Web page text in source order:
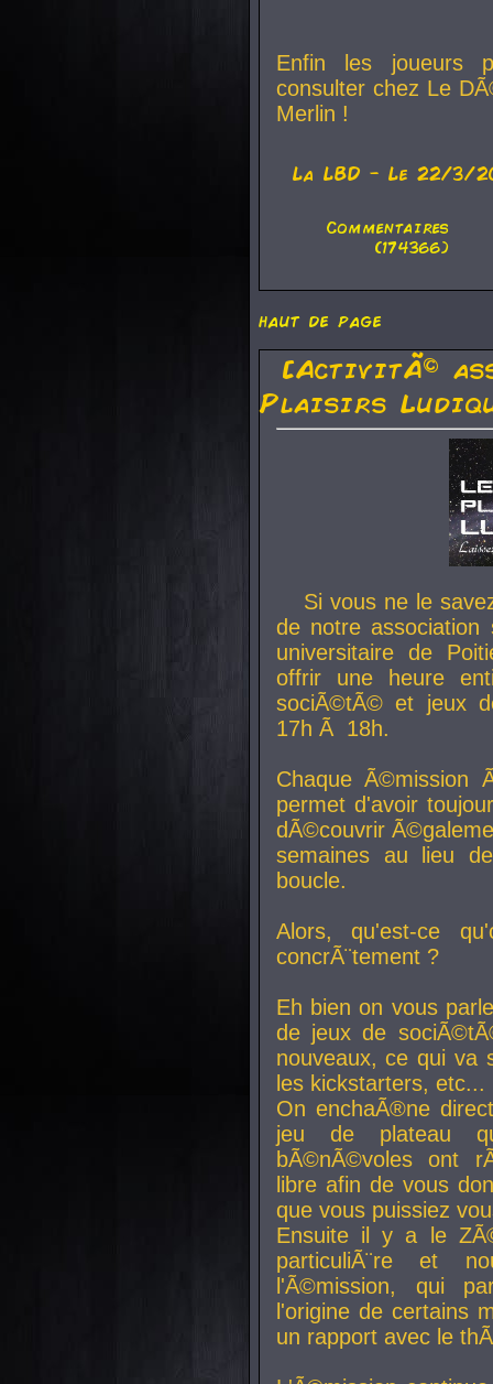
Enfin les joueurs
consulter chez Le
Merlin !
La LBD - Le 22/3/
Commentaires
(174366)
haut de page
[ActivitÃ©
Plaisirs
Si vous ne le
de notre
universitaire de
offrir une heure
sociÃ©tÃ© et jeux
17h Ã 18h.
Chaque Ã©mission
permet d'avoir
dÃ©couvrir
semaines au lieu
boucle.
Alors, qu'est-ce
concrÃ¨tement ?
Eh bien on vous
de jeux de
nouveaux, ce qui va
les kickstarters, etc...
On enchaÃ®ne
jeu de plateau
bÃ©nÃ©voles ont
libre afin de vous
que vous puissiez
Ensuite il y a le
particuliÃ¨re et
l'Ã©mission, qui
l'origine de certains
un rapport avec le